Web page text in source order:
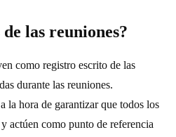
las reuniones?
como registro escrito de las
durante las reuniones.
la hora de garantizar que todos los
actúen como punto de referencia